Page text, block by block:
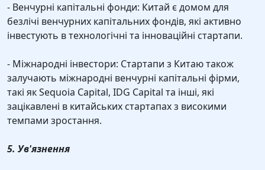
- Венчурні капітальні фонди: Китай є домом для
безлічі венчурних капітальних фондів, які активно
інвестують в технологічні та інноваційні стартапи.
- Міжнародні інвестори: Стартапи з Китаю також
залучають міжнародні венчурні капітальні фірми,
такі як Sequoia Capital, IDG Capital та інші, які
зацікавлені в китайських стартапах з високими
темпами зростання.
5. Ув'язнення